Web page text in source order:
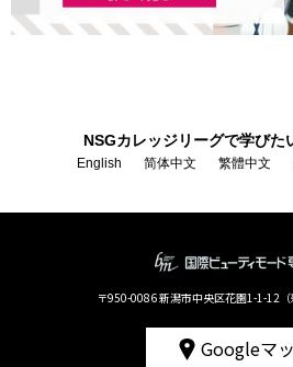
NSGカレッジリーグで学びた
English 简体中文 繁體中文
〒950-0086 新潟市中央区花園1-1-12（
Googleマ